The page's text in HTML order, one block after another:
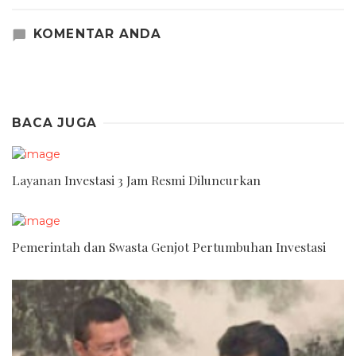
KOMENTAR ANDA
BACA JUGA
Layanan Investasi 3 Jam Resmi Diluncurkan
Pemerintah dan Swasta Genjot Pertumbuhan Investasi